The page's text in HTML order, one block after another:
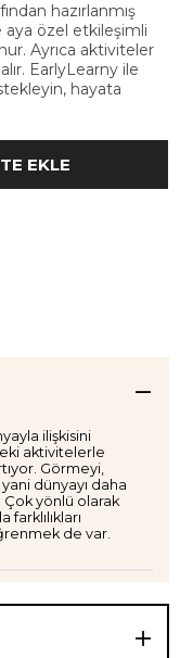
hazırlanmış
aya özel etkileşimli
Ayrıca aktiviteler
EarlyLearny ile
hayata
ilişkisini
aktivitelerle
Görmeyi,
dünyayı daha
yönlü olarak
de var.